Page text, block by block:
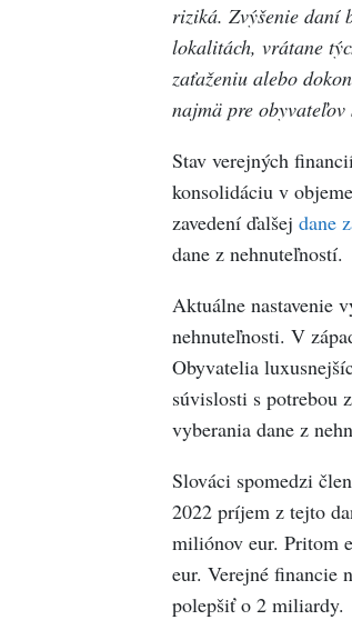
riziká. Zvýšenie daní
lokalitách, vrátane
zaťaženiu alebo
najmä pre
Stav verejných
konsolidáciu v
zavedení ďalšej dane
dane z nehnuteľností.
Aktuálne nastavenie
nehnuteľnosti. V
Obyvatelia
súvislosti s potrebou
vyberania dane z
Slováci spomedzi
2022 príjem z tejto
miliónov eur. Pritom
eur. Verejné financie
polepšiť o 2 miliardy.